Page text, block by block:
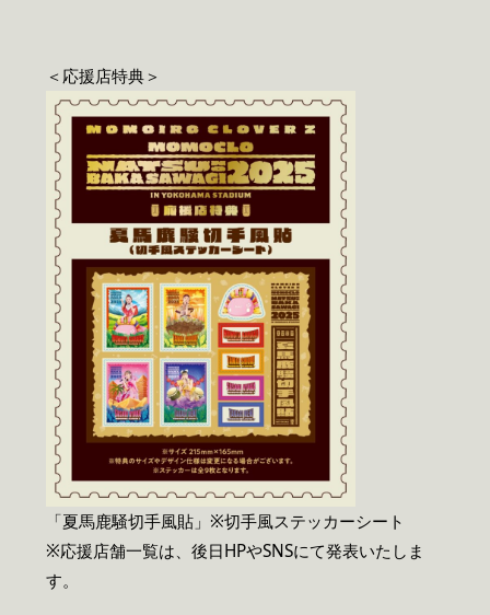
＜応援店特典＞
「夏馬鹿騒切手風貼」※切手風ステッカーシート
※応援店舗一覧は、後日HPやSNSにて発表いたしま
す。